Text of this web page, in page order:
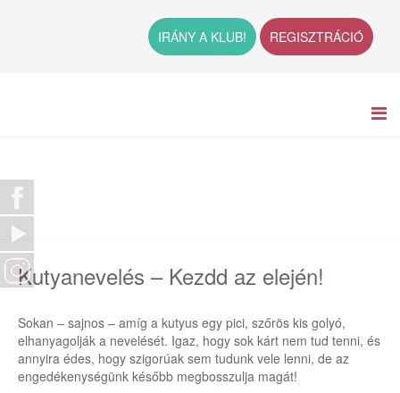
IRÁNY A KLUB! REGISZTRÁCIÓ
Kutyanevelés – Kezdd az elején!
Sokan – sajnos – amíg a kutyus egy pici, szőrös kis golyó,
elhanyagolják a nevelését. Igaz, hogy sok kárt nem tud tenni, és
annyira édes, hogy szigorúak sem tudunk vele lenni, de az
engedékenységünk később megbosszulja magát!